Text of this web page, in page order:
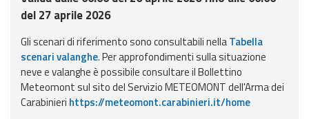
Previsioni meteo e
marine
Dati osservati
Radar meteo
del 27 aprile 2026
Gli scenari di riferimento sono consultabili nellaTabella
scenari valanghe. Per approfondimenti sulla situazione
neve e valanghe è possibile consultare il Bollettino
Meteomont sul sito del Servizio METEOMONT dell'Arma dei
Carabinieri https://meteomont.carabinieri.it/home